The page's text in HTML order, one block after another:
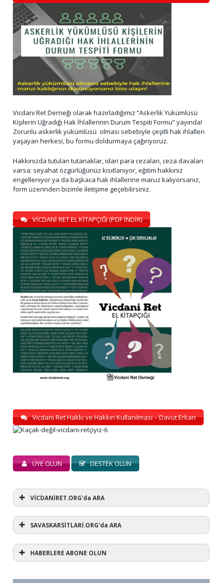
Vicdani Ret Derneği olarak hazırladığımız “Askerlik Yükümlüsü
Kişilerin Uğradığı Hak İhlallerinin Durum Tespiti Formu” yayında!
Zorunlu askerlik yükümlüsü olması sebebiyle çeşitli hak ihlalleri
yaşayan herkesi, bu formu doldurmaya çağırıyoruz.
Hakkınızda tutulan tutanaklar, idari para cezaları, ceza davaları
varsa; seyahat özgürlüğünüz kısıtlanıyor, eğitim hakkınız
engelleniyor ya da başkaca hak ihlallerine maruz kalıyorsanız,
form üzerinden bizimle iletişime geçebilirsiniz.
VİCDANİ RET EL KİTAPÇIĞI (PDF İNDİR)
Vicdani Ret Hakkı ve Hakkın Kullanılması – Davut Erkan
ÜYE OLUN DESTEK OLUN
VİCDANİRET.ORG'da ARA
SAVASKARSİTLARİ.ORG'da ARA
HABERLERE ABONE OLUN